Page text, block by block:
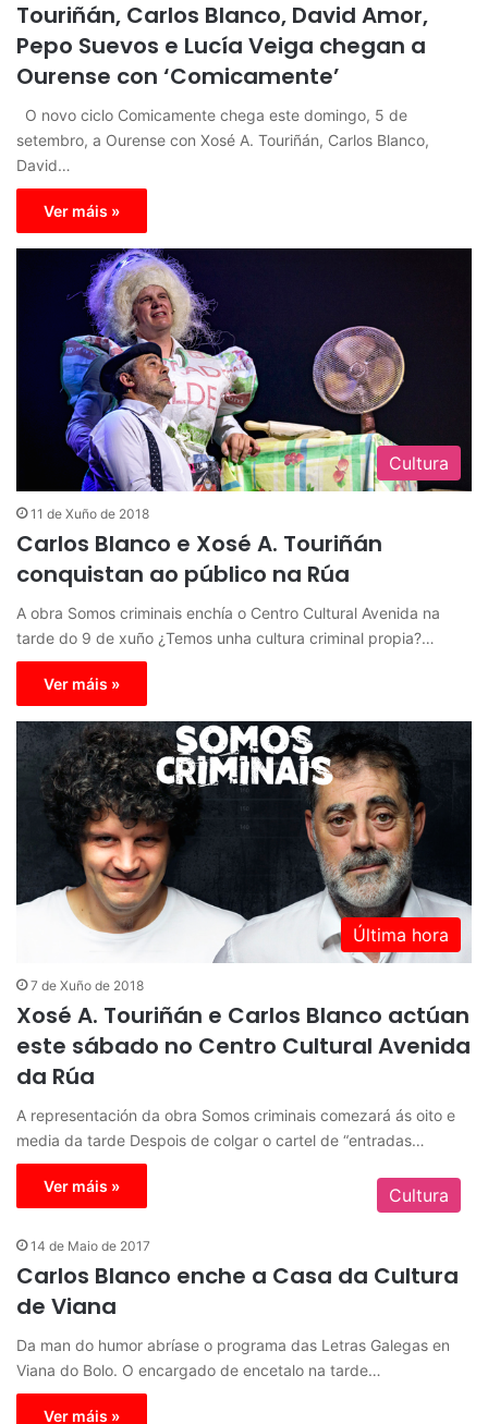
Touriñán, Carlos Blanco, David Amor,
Pepo Suevos e Lucía Veiga chegan a
Ourense con ‘Comicamente’
O novo ciclo Comicamente chega este domingo, 5 de
setembro, a Ourense con Xosé A. Touriñán, Carlos Blanco,
David…
Ver máis »
Cultura
11 de Xuño de 2018
Carlos Blanco e Xosé A. Touriñán
conquistan ao público na Rúa
A obra Somos criminais enchía o Centro Cultural Avenida na
tarde do 9 de xuño ¿Temos unha cultura criminal propia?…
Ver máis »
Última hora
7 de Xuño de 2018
Xosé A. Touriñán e Carlos Blanco actúan
este sábado no Centro Cultural Avenida
da Rúa
A representación da obra Somos criminais comezará ás oito e
media da tarde Despois de colgar o cartel de “entradas…
Ver máis » Cultura
14 de Maio de 2017
Carlos Blanco enche a Casa da Cultura
de Viana
Da man do humor abríase o programa das Letras Galegas en
Viana do Bolo. O encargado de encetalo na tarde…
Ver máis »